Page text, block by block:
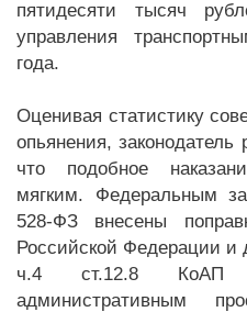
пятидесяти тысяч
управления
года.
Оценивая статистику
опьянения,
что подобное
мягким. Федеральным
528-ФЗ внесены
Российской Федерации и
ч.4 ст.12.8
административным